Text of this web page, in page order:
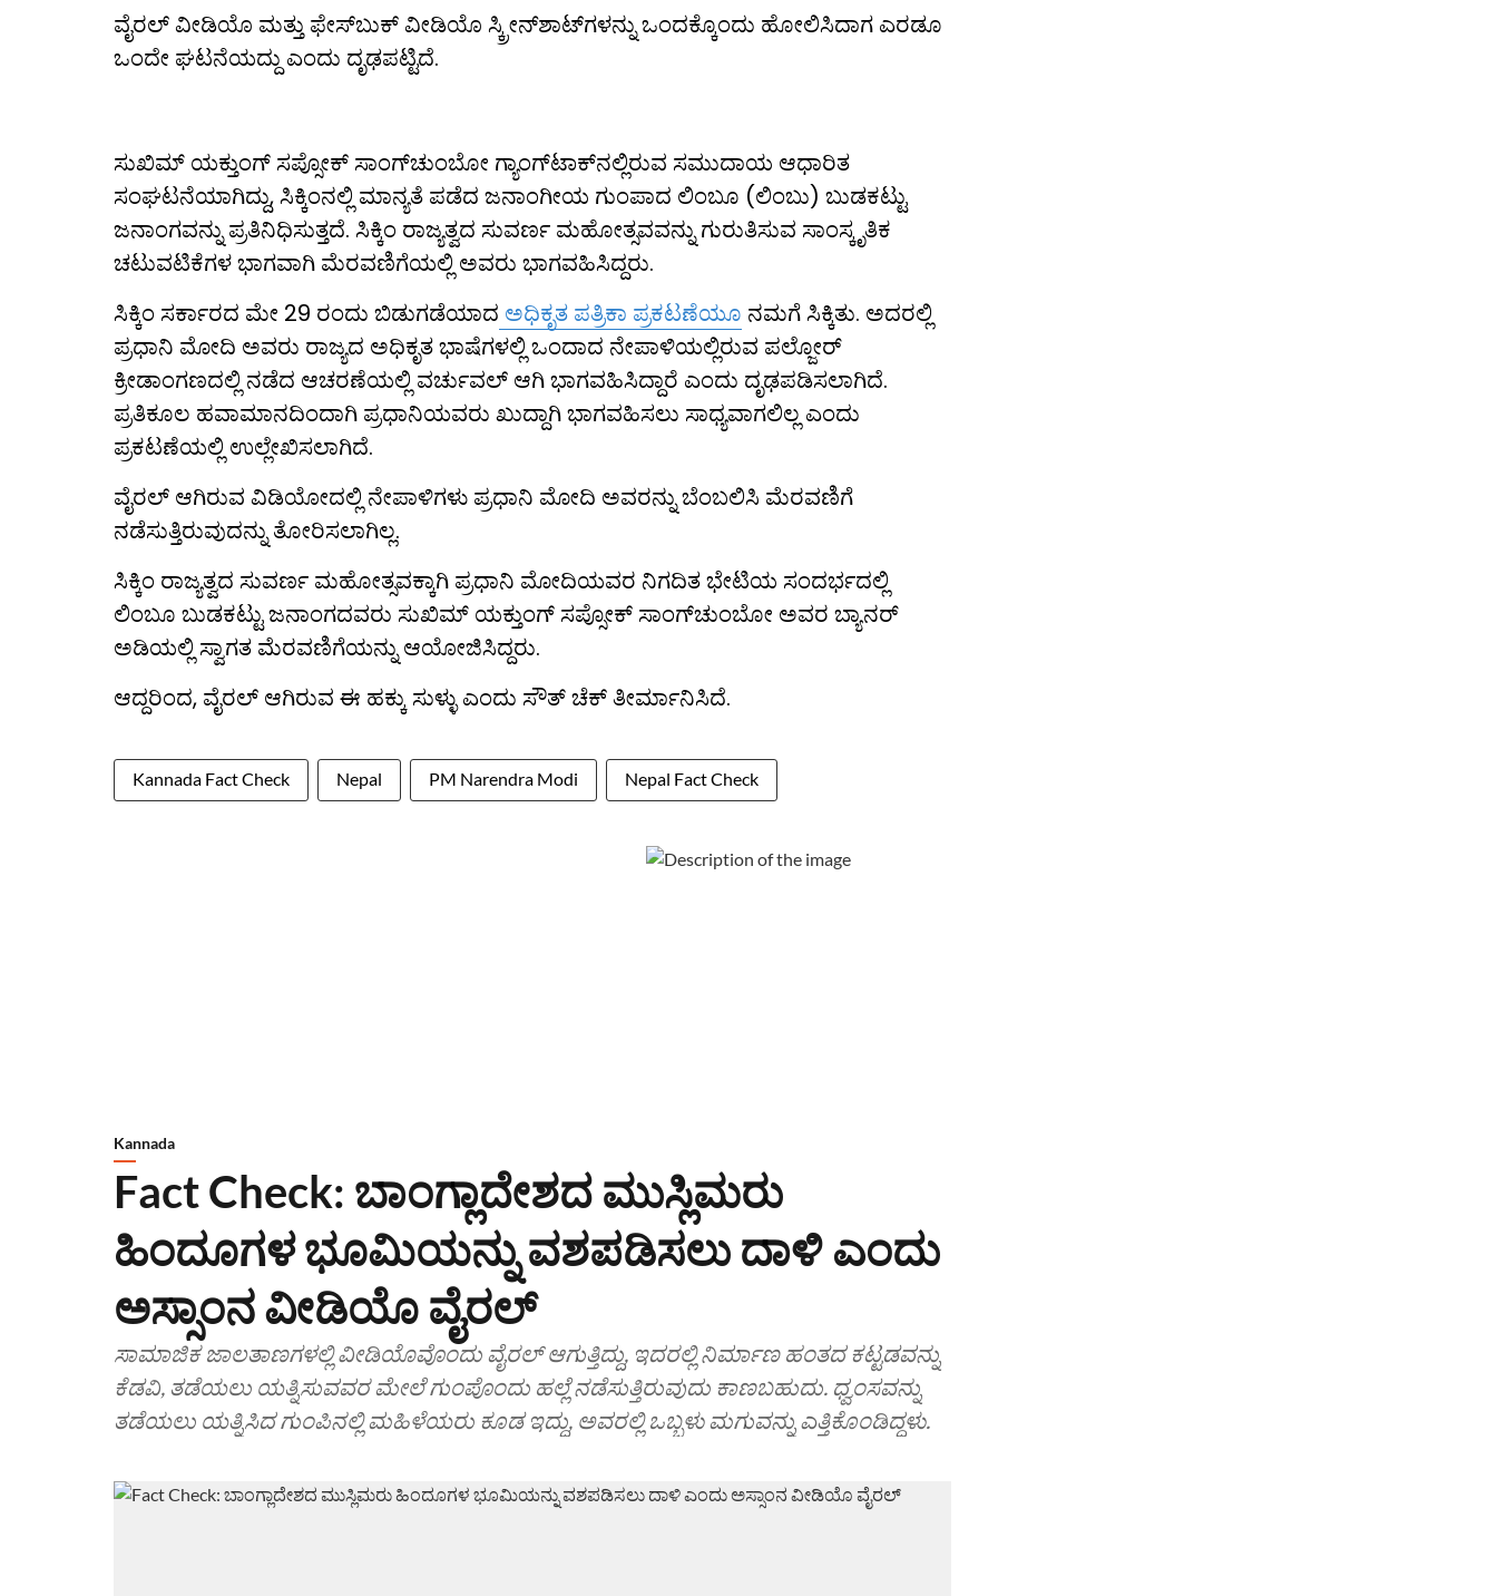
ವೈರಲ್ ವೀಡಿಯೊ ಮತ್ತು ಫೇಸ್‌ಬುಕ್ ವೀಡಿಯೊ ಸ್ಕ್ರೀನ್‌ಶಾಟ್‌ಗಳನ್ನು ಒಂದಕ್ಕೊಂದು ಹೋಲಿಸಿದಾಗ ಎರಡೂ
ಒಂದೇ ಘಟನೆಯದ್ದು ಎಂದು ದೃಢಪಟ್ಟಿದೆ.
ಸುಖಿಮ್ ಯಕ್ತುಂಗ್ ಸಪ್ಸೋಕ್ ಸಾಂಗ್‌ಚುಂಬೋ ಗ್ಯಾಂಗ್‌ಟಾಕ್‌ನಲ್ಲಿರುವ ಸಮುದಾಯ ಆಧಾರಿತ
ಸಂಘಟನೆಯಾಗಿದ್ದು, ಸಿಕ್ಕಿಂನಲ್ಲಿ ಮಾನ್ಯತೆ ಪಡೆದ ಜನಾಂಗೀಯ ಗುಂಪಾದ ಲಿಂಬೂ (ಲಿಂಬು) ಬುಡಕಟ್ಟು
ಜನಾಂಗವನ್ನು ಪ್ರತಿನಿಧಿಸುತ್ತದೆ. ಸಿಕ್ಕಿಂ ರಾಜ್ಯತ್ವದ ಸುವರ್ಣ ಮಹೋತ್ಸವವನ್ನು ಗುರುತಿಸುವ ಸಾಂಸ್ಕೃತಿಕ
ಚಟುವಟಿಕೆಗಳ ಭಾಗವಾಗಿ ಮೆರವಣಿಗೆಯಲ್ಲಿ ಅವರು ಭಾಗವಹಿಸಿದ್ದರು.
ಸಿಕ್ಕಿಂ ಸರ್ಕಾರದ ಮೇ 29 ರಂದು ಬಿಡುಗಡೆಯಾದ ಅಧಿಕೃತ ಪತ್ರಿಕಾ ಪ್ರಕಟಣೆಯೂ ನಮಗೆ ಸಿಕ್ಕಿತು. ಅದರಲ್ಲಿ
ಪ್ರಧಾನಿ ಮೋದಿ ಅವರು ರಾಜ್ಯದ ಅಧಿಕೃತ ಭಾಷೆಗಳಲ್ಲಿ ಒಂದಾದ ನೇಪಾಳಿಯಲ್ಲಿರುವ ಪಲ್ಜೋರ್
ಕ್ರೀಡಾಂಗಣದಲ್ಲಿ ನಡೆದ ಆಚರಣೆಯಲ್ಲಿ ವರ್ಚುವಲ್ ಆಗಿ ಭಾಗವಹಿಸಿದ್ದಾರೆ ಎಂದು ದೃಢಪಡಿಸಲಾಗಿದೆ.
ಪ್ರತಿಕೂಲ ಹವಾಮಾನದಿಂದಾಗಿ ಪ್ರಧಾನಿಯವರು ಖುದ್ದಾಗಿ ಭಾಗವಹಿಸಲು ಸಾಧ್ಯವಾಗಲಿಲ್ಲ ಎಂದು
ಪ್ರಕಟಣೆಯಲ್ಲಿ ಉಲ್ಲೇಖಿಸಲಾಗಿದೆ.
ವೈರಲ್ ಆಗಿರುವ ವಿಡಿಯೋದಲ್ಲಿ ನೇಪಾಳಿಗಳು ಪ್ರಧಾನಿ ಮೋದಿ ಅವರನ್ನು ಬೆಂಬಲಿಸಿ ಮೆರವಣಿಗೆ
ನಡೆಸುತ್ತಿರುವುದನ್ನು ತೋರಿಸಲಾಗಿಲ್ಲ.
ಸಿಕ್ಕಿಂ ರಾಜ್ಯತ್ವದ ಸುವರ್ಣ ಮಹೋತ್ಸವಕ್ಕಾಗಿ ಪ್ರಧಾನಿ ಮೋದಿಯವರ ನಿಗದಿತ ಭೇಟಿಯ ಸಂದರ್ಭದಲ್ಲಿ
ಲಿಂಬೂ ಬುಡಕಟ್ಟು ಜನಾಂಗದವರು ಸುಖಿಮ್ ಯಕ್ತುಂಗ್ ಸಪ್ಸೋಕ್ ಸಾಂಗ್‌ಚುಂಬೋ ಅವರ ಬ್ಯಾನರ್
ಅಡಿಯಲ್ಲಿ ಸ್ವಾಗತ ಮೆರವಣಿಗೆಯನ್ನು ಆಯೋಜಿಸಿದ್ದರು.
ಆದ್ದರಿಂದ, ವೈರಲ್ ಆಗಿರುವ ಈ ಹಕ್ಕು ಸುಳ್ಳು ಎಂದು ಸೌತ್ ಚೆಕ್ ತೀರ್ಮಾನಿಸಿದೆ.
Kannada Fact Check Nepal PM Narendra Modi Nepal Fact Check
Kannada
Fact Check: ಬಾಂಗ್ಲಾದೇಶದ ಮುಸ್ಲಿಮರು
ಹಿಂದೂಗಳ ಭೂಮಿಯನ್ನು ವಶಪಡಿಸಲು ದಾಳಿ ಎಂದು
ಅಸ್ಸಾಂನ ವೀಡಿಯೊ ವೈರಲ್
ಸಾಮಾಜಿಕ ಜಾಲತಾಣಗಳಲ್ಲಿ ವೀಡಿಯೊವೊಂದು ವೈರಲ್ ಆಗುತ್ತಿದ್ದು, ಇದರಲ್ಲಿ ನಿರ್ಮಾಣ ಹಂತದ ಕಟ್ಟಡವನ್ನು
ಕೆಡವಿ, ತಡೆಯಲು ಯತ್ನಿಸುವವರ ಮೇಲೆ ಗುಂಪೊಂದು ಹಲ್ಲೆ ನಡೆಸುತ್ತಿರುವುದು ಕಾಣಬಹುದು. ಧ್ವಂಸವನ್ನು
ತಡೆಯಲು ಯತ್ನಿಸಿದ ಗುಂಪಿನಲ್ಲಿ ಮಹಿಳೆಯರು ಕೂಡ ಇದ್ದು, ಅವರಲ್ಲಿ ಒಬ್ಬಳು ಮಗುವನ್ನು ಎತ್ತಿಕೊಂಡಿದ್ದಳು.